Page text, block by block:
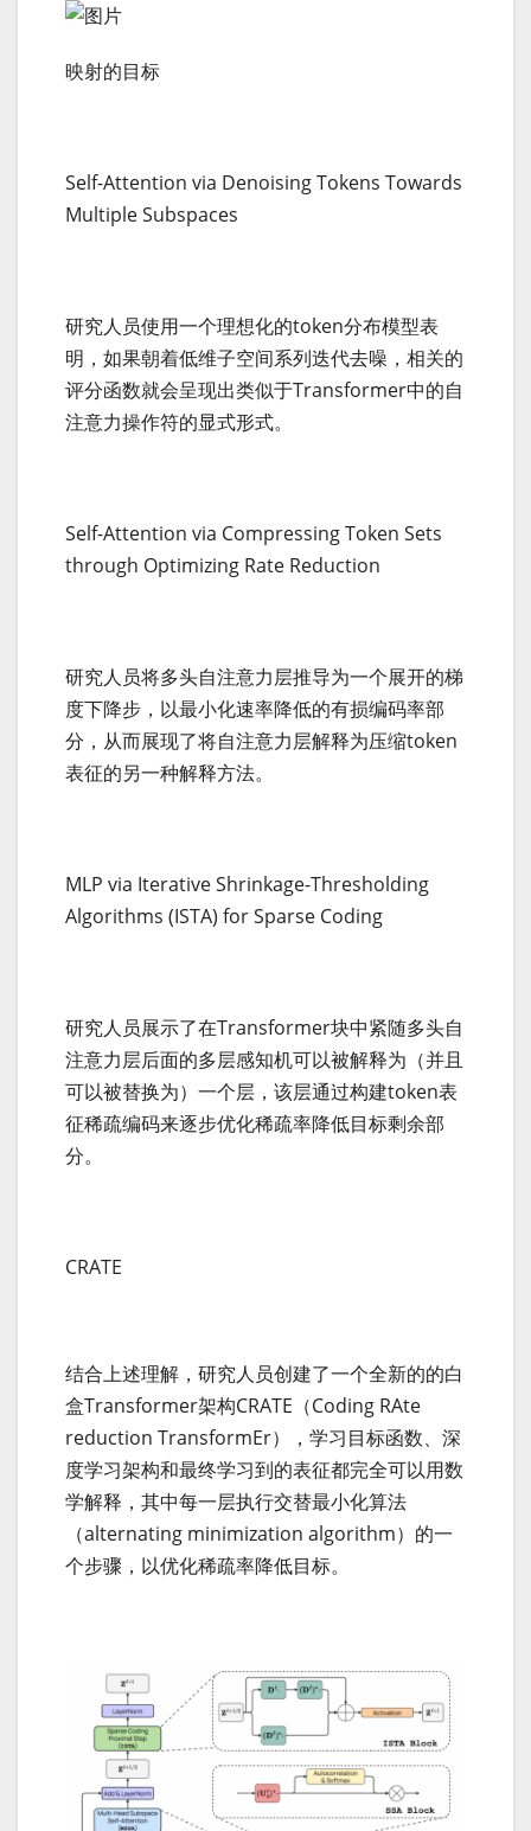
映射的目标
Self-Attention via Denoising Tokens Towards
Multiple Subspaces
研究人员使用一个理想化的token分布模型表
明，如果朝着低维子空间系列迭代去噪，相关的
评分函数就会呈现出类似于Transformer中的自
注意力操作符的显式形式。
Self-Attention via Compressing Token Sets
through Optimizing Rate Reduction
研究人员将多头自注意力层推导为一个展开的梯
度下降步，以最小化速率降低的有损编码率部
分，从而展现了将自注意力层解释为压缩token
表征的另一种解释方法。
MLP via Iterative Shrinkage-Thresholding
Algorithms (ISTA) for Sparse Coding
研究人员展示了在Transformer块中紧随多头自
注意力层后面的多层感知机可以被解释为（并且
可以被替换为）一个层，该层通过构建token表
征稀疏编码来逐步优化稀疏率降低目标剩余部
分。
CRATE
结合上述理解，研究人员创建了一个全新的的白
盒Transformer架构CRATE（Coding RAte
reduction TransformEr），学习目标函数、深
度学习架构和最终学习到的表征都完全可以用数
学解释，其中每一层执行交替最小化算法
（alternating minimization algorithm）的一
个步骤，以优化稀疏率降低目标。